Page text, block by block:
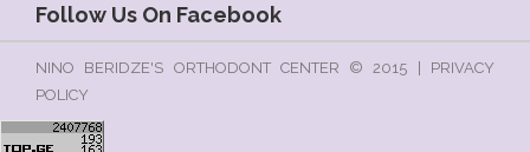
Follow Us On Facebook
NINO BERIDZE'S ORTHODONT CENTER © 2015 | PRIVACY
POLICY